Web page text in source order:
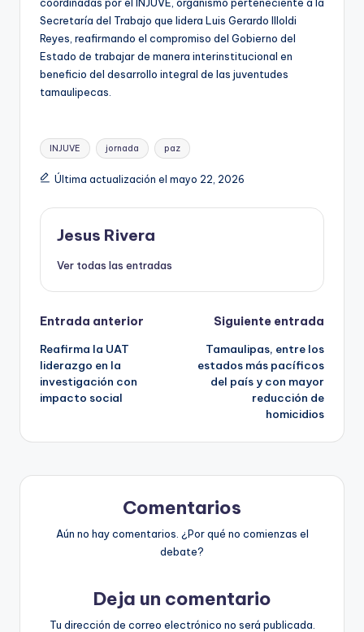
Secretaría del Trabajo que lidera Luis Gerardo Illoldi
Reyes, reafirmando el compromiso del Gobierno del
Estado de trabajar de manera interinstitucional en
beneficio del desarrollo integral de las juventudes
tamaulipecas.
Etiquetas:
INJUVE jornada paz
Última actualización el mayo 22, 2026
Jesus Rivera
Ver todas las entradas
Navegación
de
entradas
Entrada anterior
Reafirma la UAT
liderazgo en la
investigación con
impacto social
Siguiente entrada
Tamaulipas, entre los
estados más pacíficos
del país y con mayor
reducción de
homicidios
Comentarios
Aún no hay comentarios. ¿Por qué no comienzas el
debate?
Deja un comentario
Tu dirección de correo electrónico no será publicada.